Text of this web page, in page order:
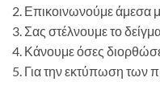
2. Επικοινωνούμε άμεσα
3. Σας στέλνουμε το
4. Κάνουμε όσες
5. Για την εκτύπωση των